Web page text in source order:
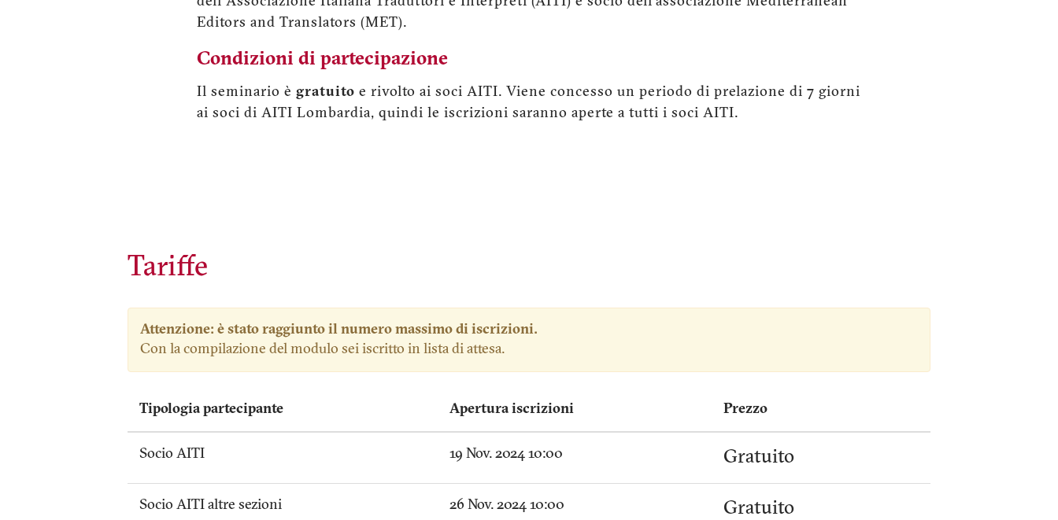
Editors and Translators (MET).
Condizioni di partecipazione
Il seminario è gratuito e rivolto ai soci AITI. Viene concesso un periodo di prelazione di 7 giorni
ai soci di AITI Lombardia, quindi le iscrizioni saranno aperte a tutti i soci AITI.
Tariffe
Attenzione: è stato raggiunto il numero massimo di iscrizioni.
Con la compilazione del modulo sei iscritto in lista di attesa.
Tipologia partecipante Apertura iscrizioni Prezzo
Socio AITI 19 Nov. 2024 10:00 Gratuito
Socio AITI altre sezioni 26 Nov. 2024 10:00 Gratuito